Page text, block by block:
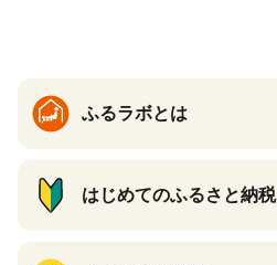
ギフト ふるさと納税 ）
ふるラボとは
はじめてのふるさと納税